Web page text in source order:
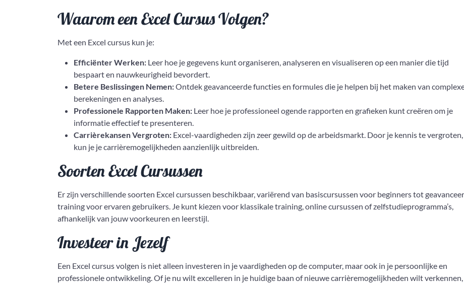
Waarom een Excel Cursus Volgen?
Met een Excel cursus kun je:
Efficiënter Werken: Leer hoe je gegevens kunt organiseren, analyseren en visualiseren op een manier die tijd
bespaart en nauwkeurigheid bevordert.
Betere Beslissingen Nemen:Ontdek geavanceerde functies en formules die je helpen bij het maken van
berekeningen en analyses.
Professionele Rapporten Maken: Leer hoe je professioneel ogende rapporten en grafieken kunt creëren om je
informatie effectief te presenteren.
Carrièrekansen Vergroten: Excel-vaardigheden zijn zeer gewild op de arbeidsmarkt. Door je kennis te vergroten,
kun je je carrièremogelijkheden aanzienlijk uitbreiden.
Soorten Excel Cursussen
Er zijn verschillende soorten Excel cursussen beschikbaar, variërend van basiscursussen voor beginners tot
training voor ervaren gebruikers. Je kunt kiezen voor klassikale training, online cursussen of zelfstudieprogramma’s,
afhankelijk van jouw voorkeuren en leerstijl.
Investeer in Jezelf
Een Excel cursus volgen is niet alleen investeren in je vaardigheden op de computer, maar ook in je persoonlijke en
professionele ontwikkeling. Of je nu wilt excelleren in je huidige baan of nieuwe carrièremogelijkheden wilt